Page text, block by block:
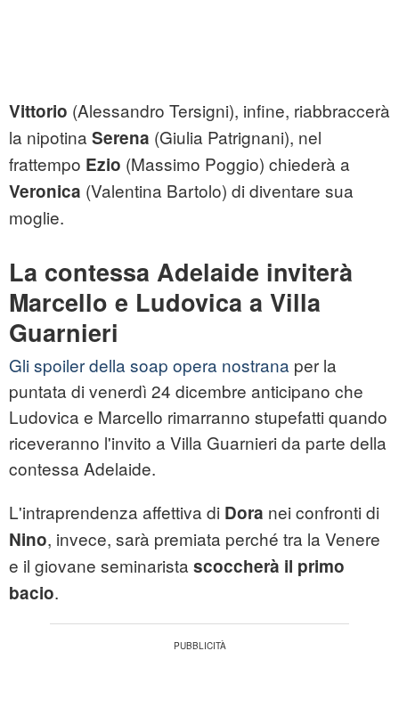
Vittorio (Alessandro Tersigni), infine, riabbraccerà
la nipotina Serena (Giulia Patrignani), nel
frattempo Ezio (Massimo Poggio) chiederà a
Veronica (Valentina Bartolo) di diventare sua
moglie.
La contessa Adelaide inviterà
Marcello e Ludovica a Villa
Guarnieri
Gli spoiler della soap opera nostrana per la
puntata di venerdì 24 dicembre anticipano che
Ludovica e Marcello rimarranno stupefatti quando
riceveranno l'invito a Villa Guarnieri da parte della
contessa Adelaide.
L'intraprendenza affettiva di Dora nei confronti di
Nino, invece, sarà premiata perché tra la Venere
e il giovane seminarista scoccherà il primo
bacio.